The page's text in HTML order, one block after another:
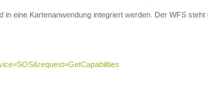
eine Kartenanwendung integriert werden. Der WFS